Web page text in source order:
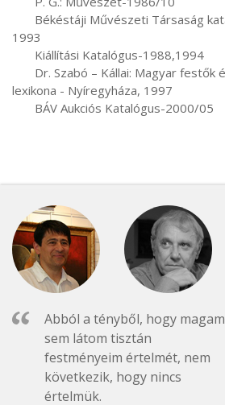
1993
lexikona - Nyíregyháza, 1997
       BÁV Aukciós Katalógus-2000/05
Abból a tényből, hogy magam
sem látom tisztán
festményeim értelmét, nem
következik, hogy nincs
értelmük.